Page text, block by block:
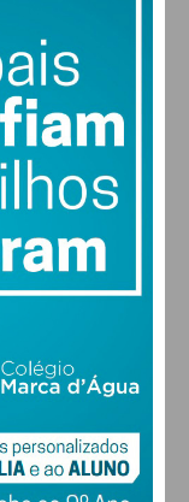
vento: 5m/s ONO
28 • MIN 27
31
QUA
PAÇOS DE